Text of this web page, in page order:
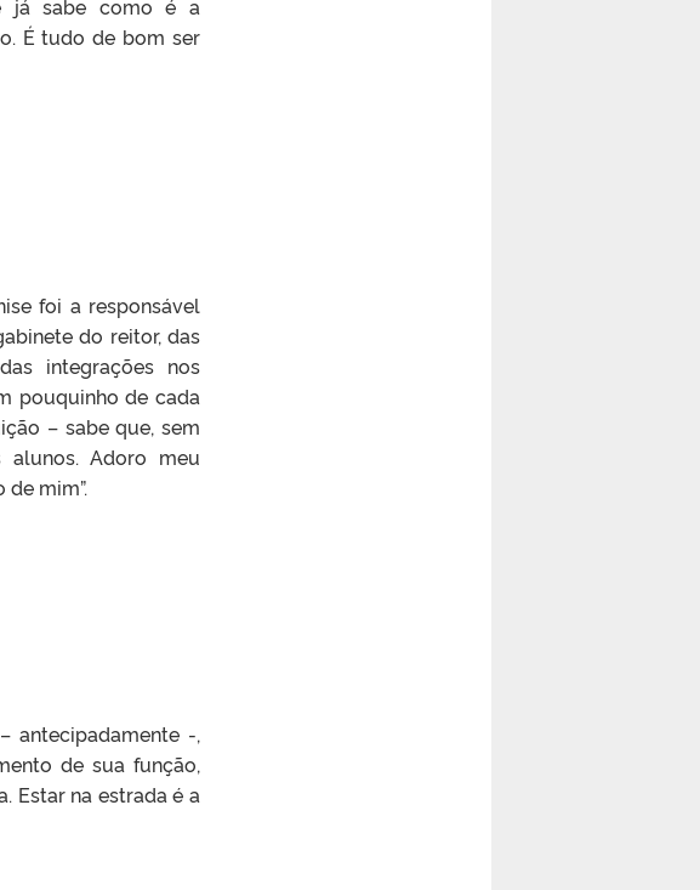
já sabe como é a
É tudo de bom ser
foi a responsável
do reitor, das
integrações nos
pouquinho de cada
– sabe que, sem
alunos. Adoro meu
mim”.
antecipadamente -,
de sua função,
Estar na estrada é a